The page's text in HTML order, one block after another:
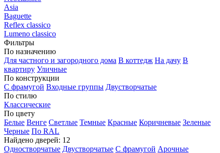
Asia
Baguette
Reflex classico
Lumeno classico
Фильтры
По назначению
Для частного и загородного дома В коттедж На дачу В
квартиру Уличные
По конструкции
С фрамугой Входные группы Двустворчатые
По стилю
Классические
По цвету
Белые Венге Светлые Темные Красные Коричневые Зеленые
Черные По RAL
Найдено дверей: 12
Одностворчатые Двустворчатые С фрамугой Арочные